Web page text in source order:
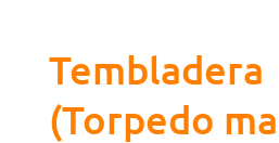
Tembladera
(Torpedo